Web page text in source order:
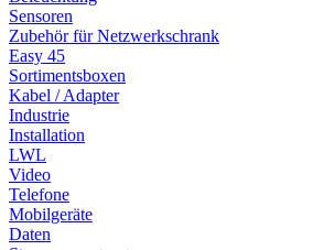
Sensoren
Zubehör für Netzwerkschrank
Easy 45
Sortimentsboxen
Kabel / Adapter
Industrie
Installation
LWL
Video
Telefone
Mobilgeräte
Daten